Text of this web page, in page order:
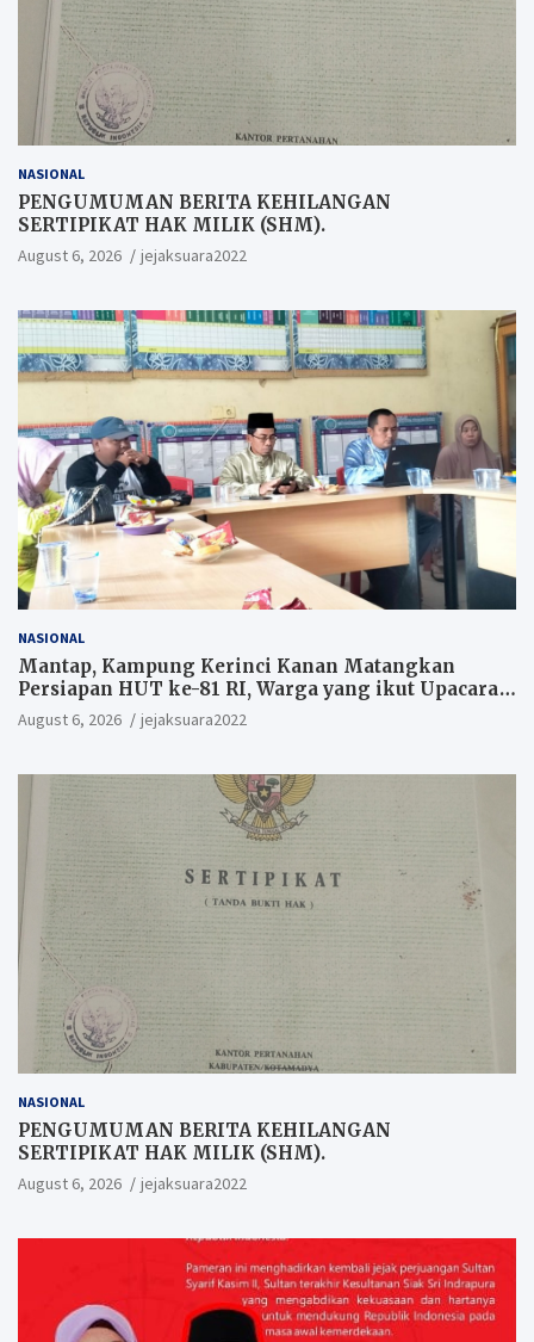
NASIONAL
PENGUMUMAN BERITA KEHILANGAN
SERTIPIKAT HAK MILIK (SHM).
August 6, 2026 jejaksuara2022
NASIONAL
Mantap, Kampung Kerinci Kanan Matangkan
Persiapan HUT ke-81 RI, Warga yang ikut Upacara
Berkesempatan Raih Hadiah
August 6, 2026 jejaksuara2022
NASIONAL
PENGUMUMAN BERITA KEHILANGAN
SERTIPIKAT HAK MILIK (SHM).
August 6, 2026 jejaksuara2022